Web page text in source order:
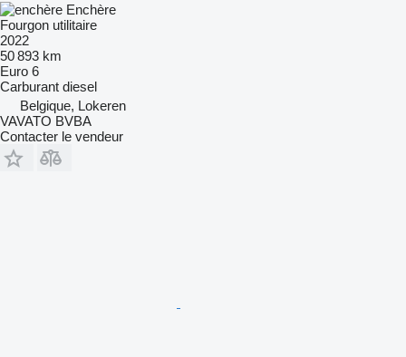
Enchère
Fourgon utilitaire
2022
50 893 km
Euro 6
Carburant diesel
Belgique, Lokeren
VAVATO BVBA
Contacter le vendeur